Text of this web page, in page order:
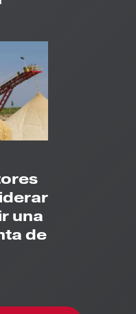
una
de